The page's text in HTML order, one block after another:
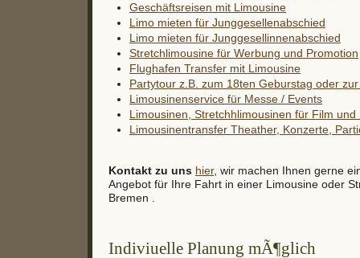
Geschäftsreisen mit Limousine
Limo mieten für Junggesellenabschied
Limo mieten für Junggesellinnenabschied
Stretchlimousine für Werbung und Promotion
Flughafen Transfer mit Limousine
Partytour z.B. zum 18ten Geburstag oder
Limousinenservice für Messe / Events
Limousinen, Stretchhlimousinen für Film und
Limousinentransfer Theather, Konzerte,
Kontakt zu uns hier, wir machen Ihnen gerne
Angebot für Ihre Fahrt in einer Limousine oder
Bremen .
Indiviuelle Planung mÃ¶glich